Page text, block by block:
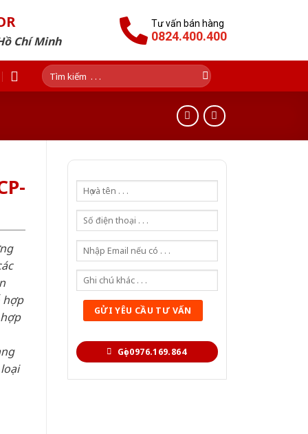
Chí Minh
Tư vấn bán hàng
0824.400.400
Tìm
kiếm:
Gọi 0976.169.864
hợp